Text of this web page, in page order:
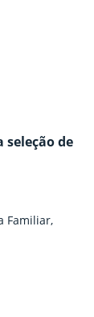
seleção de
Familiar,